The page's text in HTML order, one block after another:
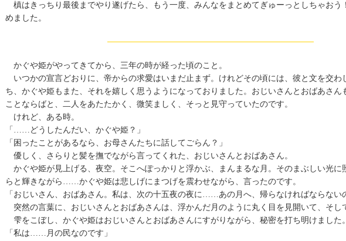
槙はきっちり最後までやり遂げたら、もう一度、みんなをまとめてぎゅーっとしちゃお
めました。
かぐや姫がやってきてから、三年の時が経った頃のこと。
いつかの宣言どおりに、帝からの求愛はいまだ止まず。けれどその頃には、彼と文を交わ
ち、かぐや姫もまた、それを嬉しく思うようになっておりました。おじいさんとおばあさん
ことならばと、二人をあたたかく、微笑ましく、そっと見守っていたのです。
けれど、ある時。
「……どうしたんだい、かぐや姫？」
「困ったことがあるなら、お母さんたちに話してごらん？」
優しく、さらりと髪を撫でながら言ってくれた、おじいさんとおばあさん。
かぐや姫が見上げる、夜空。そこへぽっかりと浮かぶ、まんまるな月。そのまぶしい光に
らと輝きながら……かぐや姫は悲しげにまつげを震わせながら、言ったのです。
「おじいさん、おばあさん。私は、次の十五夜の夜に……あの月へ、帰らなければならな
突然の言葉に、おじいさんとおばあさんは、浮かんだ月のように丸く目を見開いて、そし
雫をこぼし、かぐや姫はおじいさんとおばあさんにすがりながら、秘密を打ち明けました。
「私は……月の民なのです」